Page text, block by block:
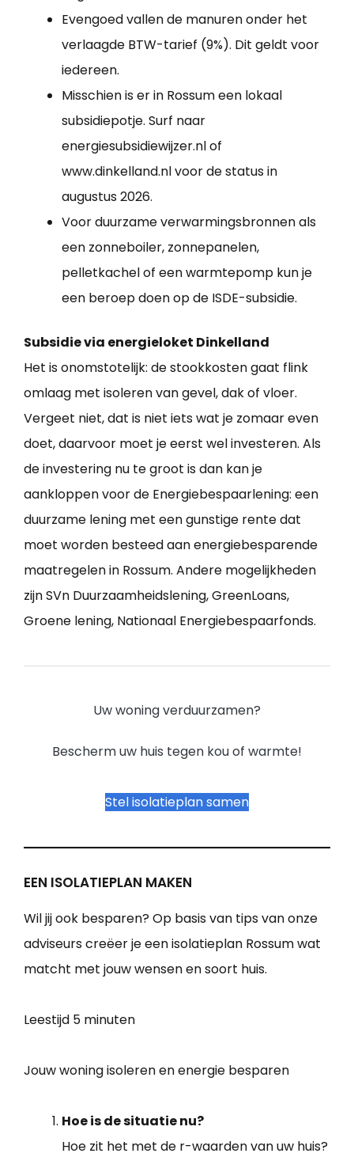
Evengoed vallen de manuren onder het
verlaagde BTW-tarief (9%). Dit geldt voor
iedereen.
Misschien is er in Rossum een lokaal
subsidiepotje. Surf naar
energiesubsidiewijzer.nl of
www.dinkelland.nl voor de status in
augustus 2026.
Voor duurzame verwarmingsbronnen als
een zonneboiler, zonnepanelen,
pelletkachel of een warmtepomp kun je
een beroep doen op de ISDE-subsidie.
Subsidie via energieloket Dinkelland
Het is onomstotelijk: de stookkosten gaat flink
omlaag met isoleren van gevel, dak of vloer.
Vergeet niet, dat is niet iets wat je zomaar even
doet, daarvoor moet je eerst wel investeren. Als
de investering nu te groot is dan kan je
aankloppen voor de Energiebespaarlening: een
duurzame lening met een gunstige rente dat
moet worden besteed aan energiebesparende
maatregelen in Rossum. Andere mogelijkheden
zijn SVn Duurzaamheidslening, GreenLoans,
Groene lening, Nationaal Energiebespaarfonds.
Uw woning verduurzamen?
Bescherm uw huis tegen kou of warmte!
Stel isolatieplan samen
EEN ISOLATIEPLAN MAKEN
Wil jij ook besparen? Op basis van tips van onze
adviseurs creëer je een isolatieplan Rossum wat
matcht met jouw wensen en soort huis.
Leestijd 5 minuten
Jouw woning isoleren en energie besparen
Hoe is de situatie nu?
Hoe zit het met de r-waarden van uw huis?